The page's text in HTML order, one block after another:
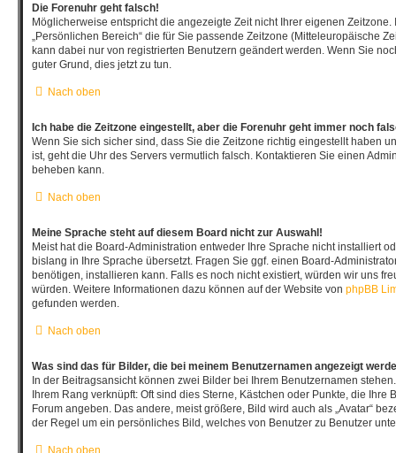
Die Forenuhr geht falsch!
Möglicherweise entspricht die angezeigte Zeit nicht Ihrer eigenen
„Persönlichen Bereich“ die für Sie passende Zeitzone (Mitteleuropäische
kann dabei nur von registrierten Benutzern geändert werden. Wenn Sie
guter Grund, dies jetzt zu tun.
Nach oben
Ich habe die Zeitzone eingestellt, aber die Forenuhr geht immer noch
Wenn Sie sich sicher sind, dass Sie die Zeitzone richtig eingestellt haben
ist, geht die Uhr des Servers vermutlich falsch. Kontaktieren Sie einen
beheben kann.
Nach oben
Meine Sprache steht auf diesem Board nicht zur Auswahl!
Meist hat die Board-Administration entweder Ihre Sprache nicht installiert
bislang in Ihre Sprache übersetzt. Fragen Sie ggf. einen Board-
benötigen, installieren kann. Falls es noch nicht existiert, würden wir uns
würden. Weitere Informationen dazu können auf der Website von phpBB
gefunden werden.
Nach oben
Was sind das für Bilder, die bei meinem Benutzernamen angezeigt
In der Beitragsansicht können zwei Bilder bei Ihrem Benutzernamen
Ihrem Rang verknüpft: Oft sind dies Sterne, Kästchen oder Punkte, die Ihre
Forum angeben. Das andere, meist größere, Bild wird auch als „Avatar“
der Regel um ein persönliches Bild, welches von Benutzer zu Benutzer
Nach oben